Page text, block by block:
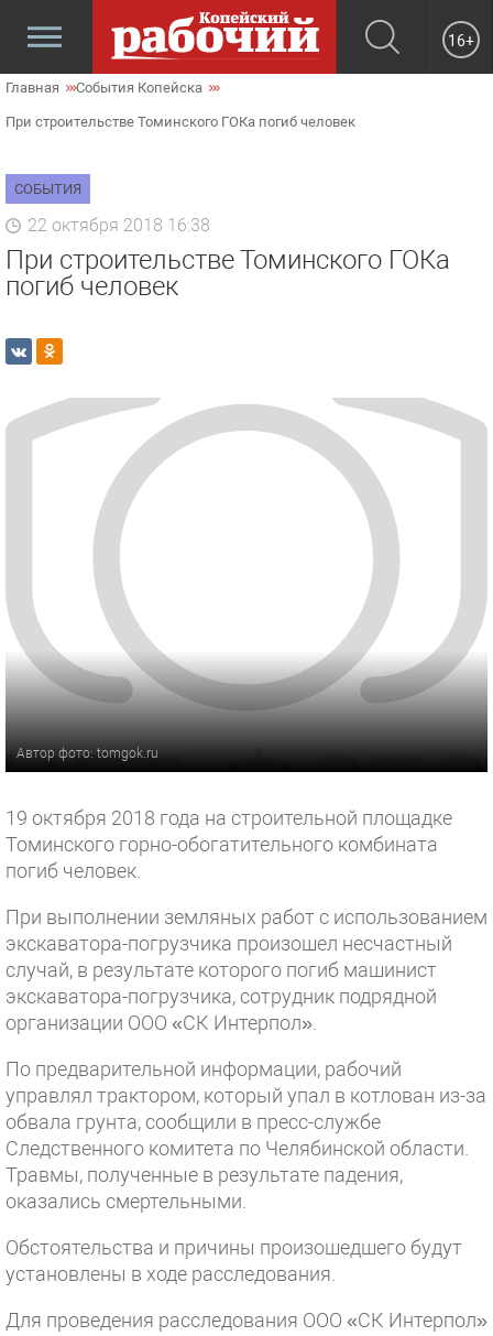
16+
Главная События Копейска
При строительстве Томинского ГОКа погиб человек
СОБЫТИЯ
22 октября 2018 16:38
При строительстве Томинского ГОКа
погиб человек
Автор фото: tomgok.ru
19 октября 2018 года на строительной площадке
Томинского горно-обогатительного комбината
погиб человек.
При выполнении земляных работ с использованием
экскаватора-погрузчика произошел несчастный
случай, в результате которого погиб машинист
экскаватора-погрузчика, сотрудник подрядной
организации ООО «СК Интерпол».
По предварительной информации, рабочий
управлял трактором, который упал в котлован из-за
обвала грунта, сообщили в пресс-службе
Следственного комитета по Челябинской области.
Травмы, полученные в результате падения,
оказались смертельными.
Обстоятельства и причины произошедшего будут
установлены в ходе расследования.
Для проведения расследования ООО «СК Интерпол»